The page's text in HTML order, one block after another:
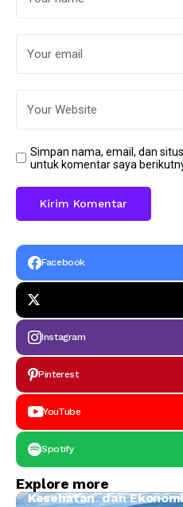
Simpan nama, email, dan
untuk komentar saya
Facebook
Instagram
Pinterest
YouTube
Spotify
Explore more
Ahli IPB:Tambang Nikel
Kesehatan dan